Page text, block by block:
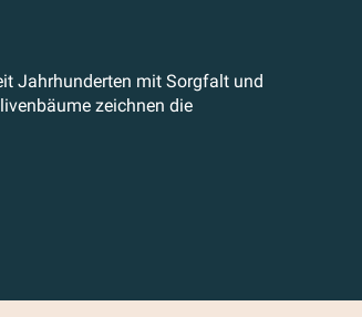
Jahrhunderten mit Sorgfalt und
zeichnen die